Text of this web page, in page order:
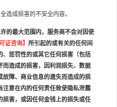
造成损害的不安全内容。
的最大范围内，服务商不会对因使
证咨询】 所引起的或有关的任何间
、惩罚性的或其它任何损害（包括
而造成的损害，因利润损失、数据
故障、商业信息的遗失而造成的损
注意在内的任何责任致使隐私泄露
损害，或因任何金钱上的损失或任